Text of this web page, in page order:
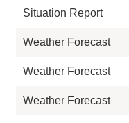
Situation Report
Weather Forecast
Weather Forecast
Weather Forecast